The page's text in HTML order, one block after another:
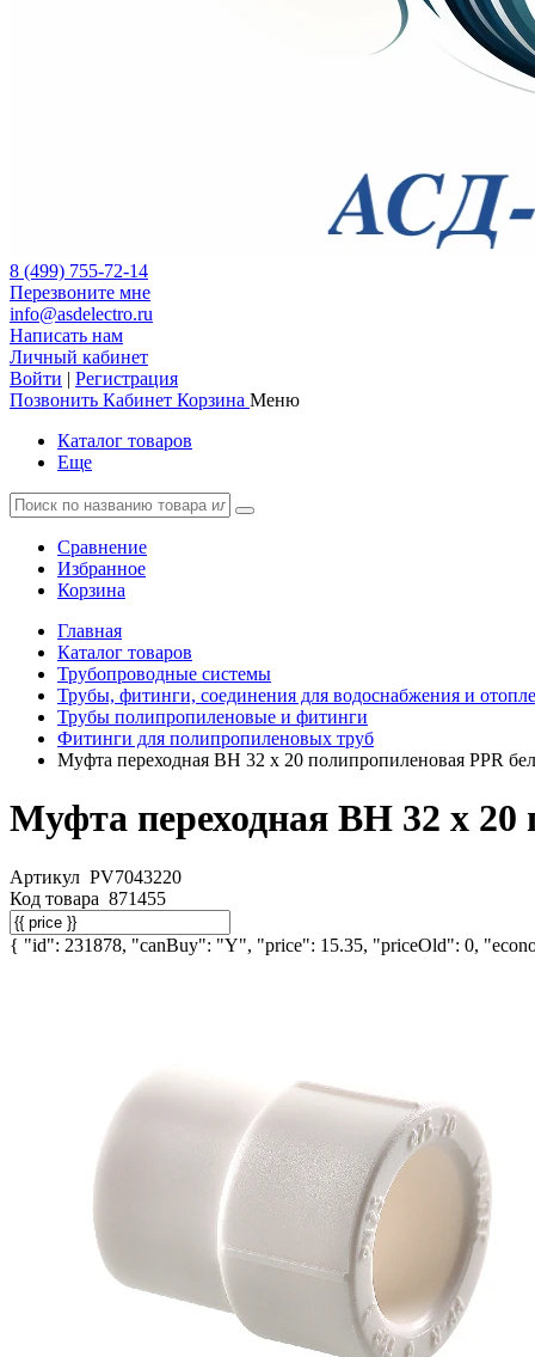
8 (499) 755-72-14
Перезвоните мне
info@asdelectro.ru
Написать нам
Личный кабинет
Войти | Регистрация
Позвонить Кабинет Корзина Меню
Каталог товаров
Еще
Сравнение
Избранное
Корзина
Главная
Каталог товаров
Трубопроводные системы
Трубы, фитинги, соединения для водоснабжения и
Трубы полипропиленовые и фитинги
Фитинги для полипропиленовых труб
Муфта переходная ВН 32 х 20 полипропиленовая PPR
Муфта переходная ВН 32 х 20
Артикул PV7043220
Код товара 871455
{ "id": 231878, "canBuy": "Y", "price": 15.35, "priceOld": 0,